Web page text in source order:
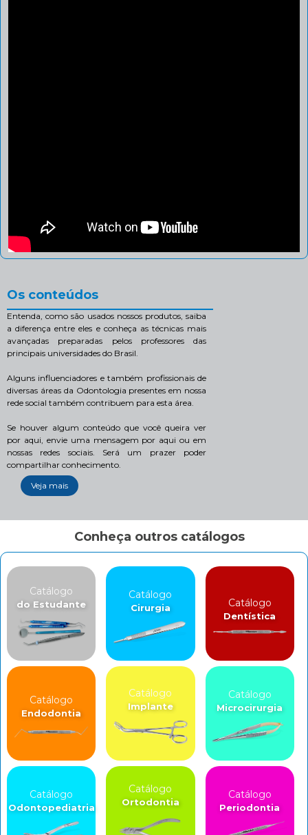
Os conteúdos
Entenda, como são usados nossos produtos, saiba
a diferença entre eles e conheça as técnicas mais
avançadas preparadas pelos professores das
principais universidades do Brasil.
Alguns influenciadores e também profissionais de
diversas áreas da Odontologia presentes em nossa
rede social também contribuem para esta área.
Se houver algum conteúdo que você queira ver
por aqui, envie uma mensagem por aqui ou em
nossas redes sociais. Será um prazer poder
compartilhar conhecimento.
Veja mais
Conheça outros catálogos
Catálogo
do Estudante
Catálogo
Cirurgia Catálogo
Dentística
Catálogo
Endodontia
Catálogo
Implante
Catálogo
Microcirurgia
Catálogo
Odontopediatria
Catálogo
Ortodontia
Catálogo
Periodontia